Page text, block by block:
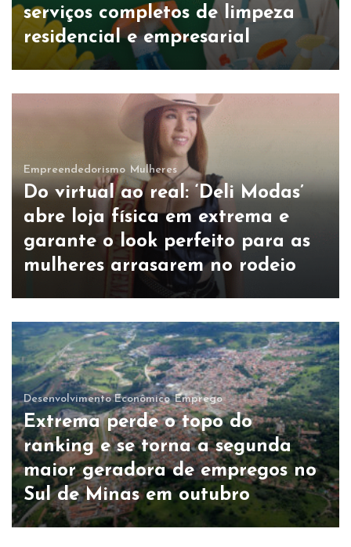
serviços completos de limpeza
residencial e empresarial
Empreendedorismo Mulheres
Do virtual ao real: ‘Deli Modas’
abre loja física em extrema e
garante o look perfeito para as
mulheres arrasarem no rodeio
Desenvolvimento Econômico Emprego
Extrema perde o topo do
ranking e se torna a segunda
maior geradora de empregos no
Sul de Minas em outubro